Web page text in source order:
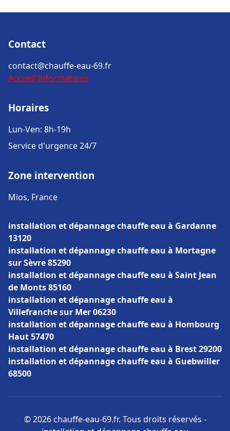
Contact
contact@chauffe-eau-69.fr
Accueil Informations
Horaires
Lun-Ven: 8h-19h
Service d'urgence 24/7
Zone intervention
Mios, France
installation et dépannage chauffe eau à Gardanne
13120
installation et dépannage chauffe eau à Mortagne
sur Sèvre 85290
installation et dépannage chauffe eau à Saint Jean
de Monts 85160
installation et dépannage chauffe eau à
Villefranche sur Mer 06230
installation et dépannage chauffe eau à Hombourg
Haut 57470
installation et dépannage chauffe eau à Brest 29200
installation et dépannage chauffe eau à Guebwiller
68500
© 2026 chauffe-eau-69.fr. Tous droits réservés -